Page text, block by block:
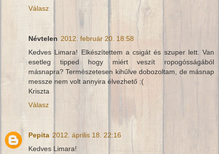
Válasz
Névtelen 2012. február 20. 18:58
Kedves Limara! Elkészítettem a csigát és szuper lett. Van
esetleg tipped hogy miért veszít ropogósságából
másnapra? Természetesen kihűlve dobozoltam, de másnap
messze nem volt annyira élvezhető :(
Kriszta
Válasz
Pepita 2012. április 18. 22:16
Kedves Limara!